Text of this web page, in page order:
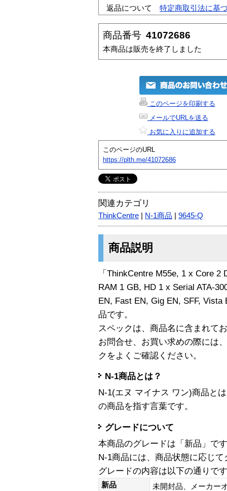
返品について 特定商取引法に基
商品番号 41072686
本商品は販売を終了しました
このページを印刷する
メールでURLを送る
お気に入りに追加する
このページのURL
https://plth.me/41072686
関連カテゴリ
ThinkCentre N-1商品 9645-Q
商品説明
「ThinkCentre M55e, 1 x Core
RAM 1 GB, HD 1 x Serial ATA-
EN, Fast EN, Gig EN, SFF,
品です。
スペックは、商品名に含まれて
お問合せ、お買い求めの際には
クをよくご確認ください。
N-1商品とは？
N-1(エヌ マイナス ワン)商品と
の商品を指す言葉です。
グレードについて
本商品のグレードは「新品」です
N-1商品には、商品状態に応じ
グレードの内容は以下の通りで
新品
未開封品、メーカー